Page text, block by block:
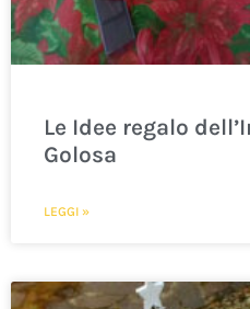
Le Idee regalo
Golosa
LEGGI »